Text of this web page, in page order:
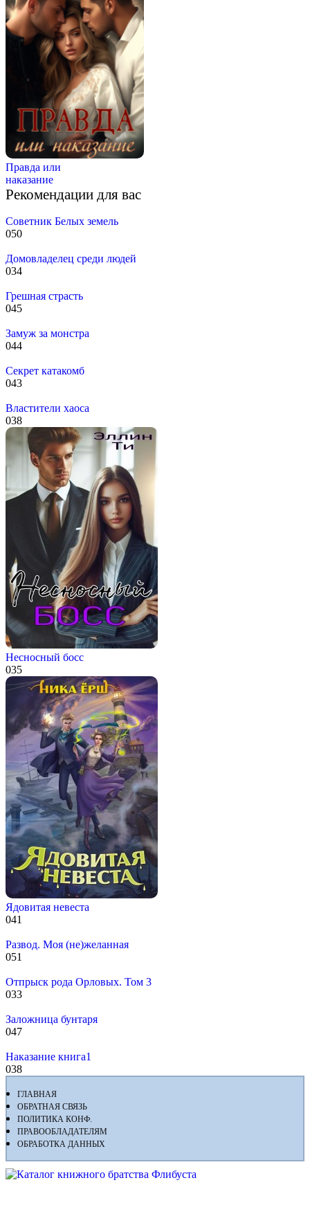
Правда или
наказание
Рекомендации для вас
Советник Белых земель
050
Домовладелец среди людей
034
Грешная страсть
045
Замуж за монстра
044
Секрет катакомб
043
Властители хаоса
038
Несносный босс
035
Ядовитая невеста
041
Развод. Моя (не)желанная
051
Отпрыск рода Орловых. Том 3
033
Заложница бунтаря
047
Наказание книга1
038
ГЛАВНАЯ
ОБРАТНАЯ СВЯЗЬ
ПОЛИТИКА КОНФ.
ПРАВООБЛАДАТЕЛЯМ
ОБРАБОТКА ДАННЫХ